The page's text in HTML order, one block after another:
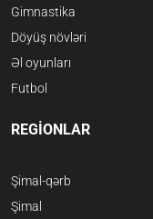
Gimnastika
Döyüş növləri
Əl oyunları
Futbol
REGİONLAR
Şimal-qərb
Şimal